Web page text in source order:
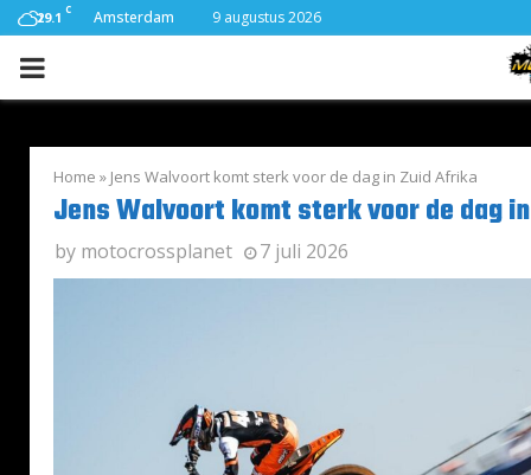
29.1 C Amsterdam 9 augustus 2026
PRIMARY
Home » Jens Walvoort komt sterk voor de dag in Zuid Afrika
Jens Walvoort komt sterk voor de dag
by motocrossplanet 7 juli 2026